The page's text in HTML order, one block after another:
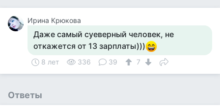
Ирина Крюкова
Даже самый суеверный человек, не
откажется от 13 зарплаты)))
8 лет 336 39 7
Ответы